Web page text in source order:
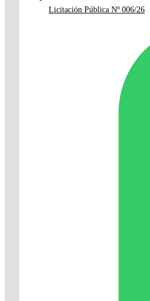
Licitación Pública Nº 006/26